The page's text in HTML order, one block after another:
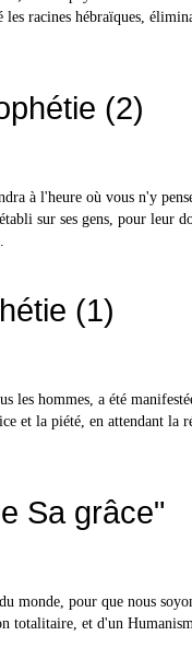
les racines hébraïques,
(2)
à l'heure où vous n'y
sur ses gens, pour leur
(1)
les hommes, a été
et la piété, en attendant la
Sa grâce"
monde, pour que nous
totalitaire, et d'un